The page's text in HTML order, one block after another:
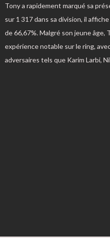
Tony a rapidement marqué sa
sur 1 317 dans sa division, il
de 66,67%. Malgré son jeune âge,
expérience notable sur le ring,
adversaires tels que Karim Larbi,